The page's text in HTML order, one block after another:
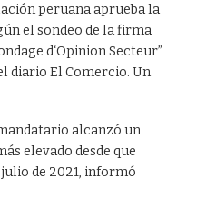
peruana aprueba la
el sondeo de la firma
d‘Opinion Secteur”
diario El Comercio. Un
alcanzó un
elevado desde que
de 2021, informó